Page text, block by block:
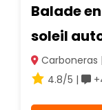
Balade
soleil
Carboneras
4.8/5 |